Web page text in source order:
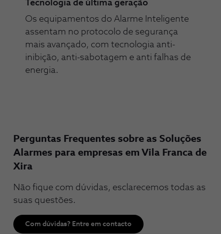
Tecnologia de última geração
Os equipamentos do Alarme Inteligente
assentam no protocolo de segurança
mais avançado, com tecnologia anti-
inibição, anti-sabotagem e anti falhas de
energia.
Perguntas Frequentes sobre as Soluções
Alarmes para empresas em Vila Franca de
Xira
Não fique com dúvidas, esclarecemos todas as
suas questões.
Com dúvidas? Entre em contacto